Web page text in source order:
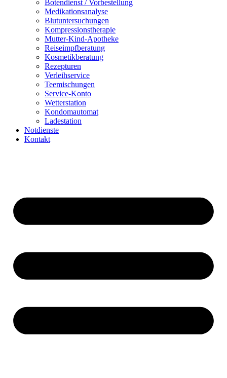
Botendienst / Vorbestellung
Medikationsanalyse
Blutuntersuchungen
Kompressionstherapie
Mutter-Kind-Apotheke
Reiseimpfberatung
Kosmetikberatung
Rezepturen
Verleihservice
Teemischungen
Service-Konto
Wetterstation
Kondomautomat
Ladestation
Notdienste
Kontakt